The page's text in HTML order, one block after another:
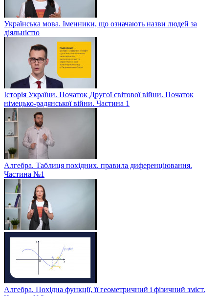
Українська мова. Іменники, що означають назви людей за
діяльністю
Історія України. Початок Другої світової війни. Початок
німецько-радянської війни. Частина 1
Алгебра. Таблиця похідних. правила диференціювання.
Частина №1
Алгебра. Похідна функції, її геометричний і фізичний зміст.